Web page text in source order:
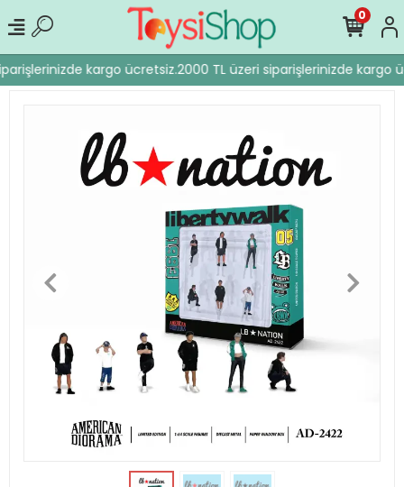
kargo ücretsiz.2000 TL üzeri siparişlerinizde kargo
0